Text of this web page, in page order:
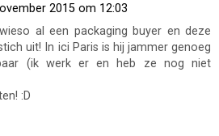
2015 om 12:03
al een packaging buyer en deze
uit! In ici Paris is hij jammer genoeg
(ik werk er en heb ze nog niet
:D